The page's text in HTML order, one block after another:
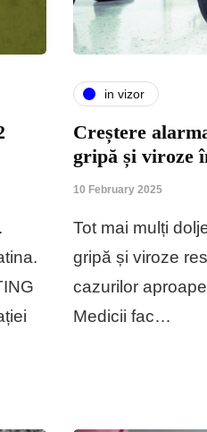
in vizor
Creștere
gripă și viroze
10 February 2025
Tot mai mulți
gripă și viroze
cazurilor
Medicii fac…